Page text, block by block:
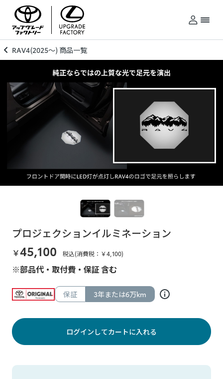
RAV4(2025～) 商品一覧
プロジェクションイルミネーション
￥45,100 税込(消費税：￥4,100)
※部品代・取付費・保証 含む
保証 3年または6万km
ログインしてカートに入れる